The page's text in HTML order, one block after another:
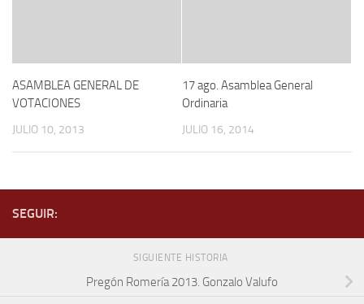
ASAMBLEA GENERAL DE
VOTACIONES
JULIO 10, 2013
17 ago. Asamblea General
Ordinaria
JULIO 16, 2014
SEGUIR:
SIGUIENTE HISTORIA
Pregón Romería 2013. Gonzalo Valufo